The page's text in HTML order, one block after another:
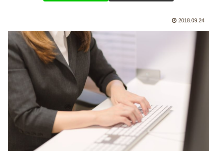
2018.09.24